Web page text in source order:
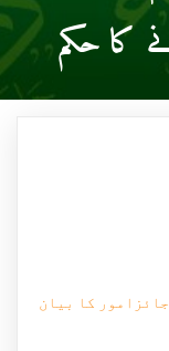
کا حکم
کا بیان